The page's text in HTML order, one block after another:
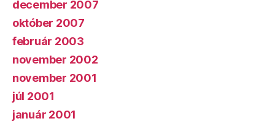
december 2007
október 2007
február 2003
november 2002
november 2001
júl 2001
január 2001